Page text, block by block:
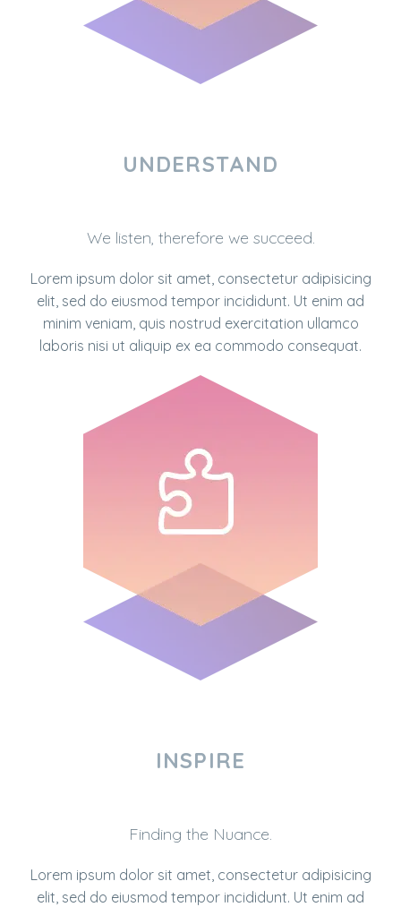
UNDERSTAND
We listen, therefore we succeed.
Lorem ipsum dolor sit amet, consectetur adipisicing
elit, sed do eiusmod tempor incididunt. Ut enim ad
minim veniam, quis nostrud exercitation ullamco
laboris nisi ut aliquip ex ea commodo consequat.
INSPIRE
Finding the Nuance.
Lorem ipsum dolor sit amet, consectetur adipisicing
elit, sed do eiusmod tempor incididunt. Ut enim ad